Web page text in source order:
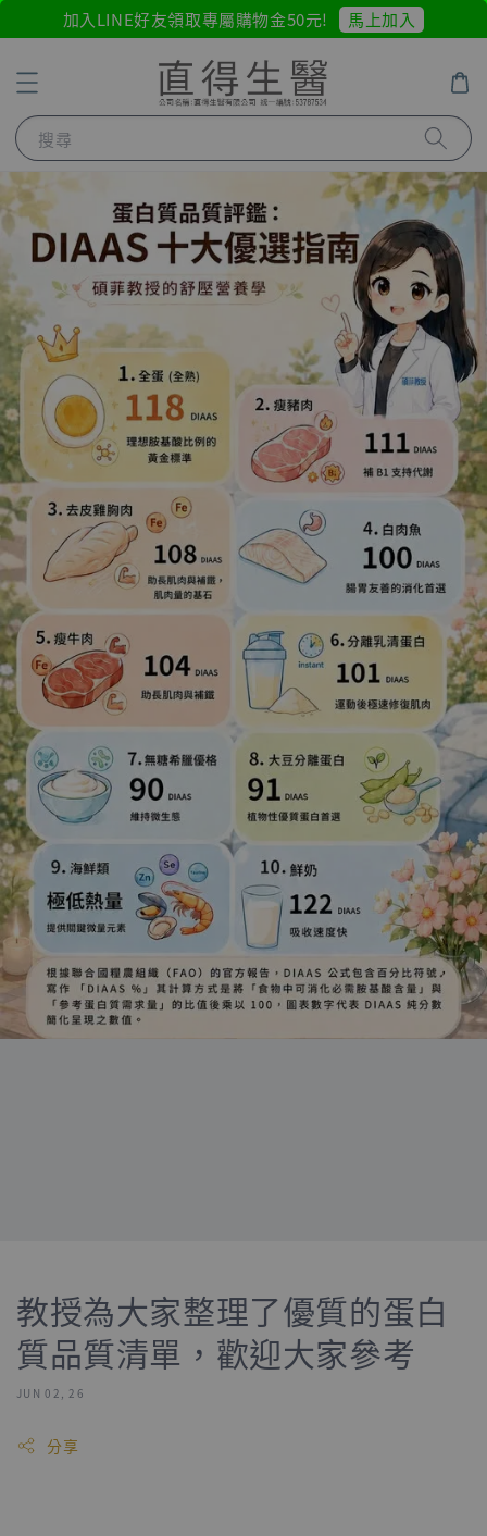
加入LINE好友領取專屬購物金50元! 馬上加入
搜尋
教授為大家整理了優質的蛋白
質品質清單，歡迎大家參考
JUN 02, 26
分享